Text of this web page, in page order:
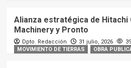
Alianza estratégica de
Machinery y Pronto
Dpto. Redacción 31 julio, 2026
MOVIMIENTO DE TIERRAS
OBRA